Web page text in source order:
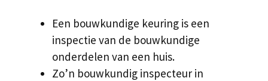
Een bouwkundige keuring is een
inspectie van de bouwkundige
onderdelen van een huis.
Zo’n bouwkundig inspecteur in